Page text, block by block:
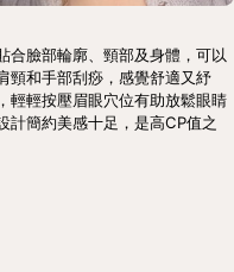
合臉部輪廓、頸部及身體，可以
頸和手部刮痧，感覺舒適又紓
輕輕按壓眉眼穴位有助放鬆眼睛
計簡約美感十足，是高CP值之